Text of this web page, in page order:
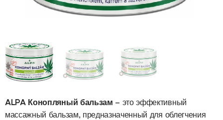
ALPA Конопляный бальзам – это эффективный
массажный бальзам, предназначенный для облегчения